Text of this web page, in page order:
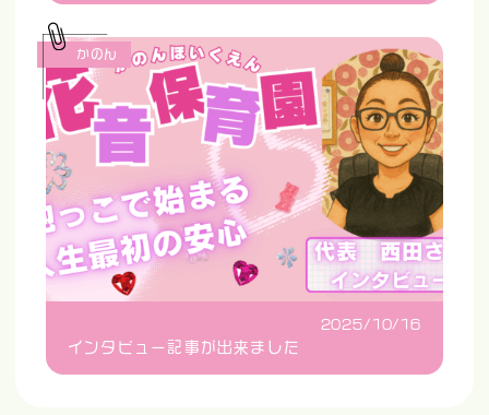
2025/10/16
インタビュー記事が出来ました
かのん